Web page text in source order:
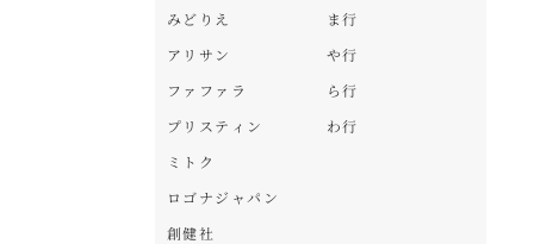
みどりえ
アリサン
ファファラ
プリスティン
ミトク
ロゴナジャパン
創健社
ま行
や行
ら行
わ行